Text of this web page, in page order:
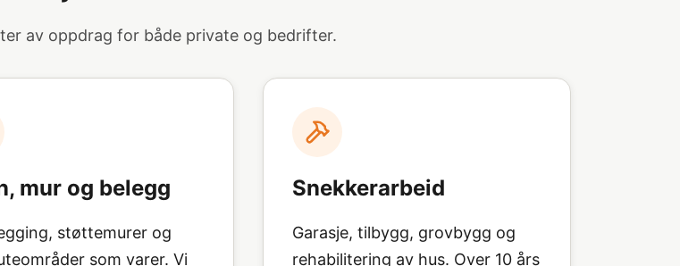
av oppdrag for både private og bedrifter.
mur og belegg
støttemurer og
som varer. Vi
Snekkerarbeid
Garasje, tilbygg, grovbygg og
rehabilitering av hus. Over 10 års